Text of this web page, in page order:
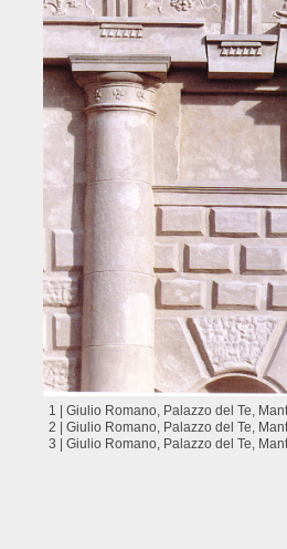
1 | Giulio Romano, Palazzo del Te,
2 | Giulio Romano, Palazzo del Te,
3 | Giulio Romano, Palazzo del Te,